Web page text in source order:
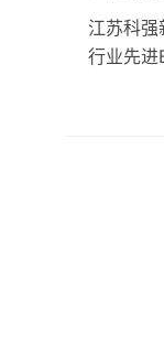
江苏科
行业先